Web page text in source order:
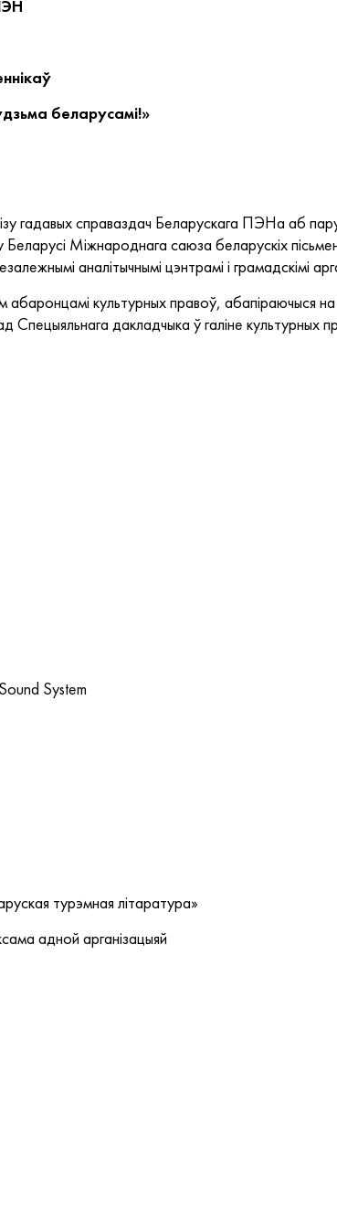
беларусамі!»
гадавых справаздач Беларускага ПЭНа аб
Міжнароднага саюза беларускіх
аналітычнымі цэнтрамі і грамадскімі
абаронцамі культурных правоў, абапіраючыся
Спецыяльнага дакладчыка ў галіне культурных
System
турэмная літаратура»
адной арганізацыяй